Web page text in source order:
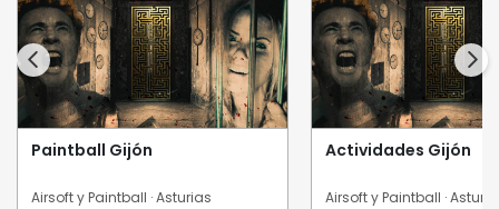
Paintball Gijón
Airsoft y Paintball · Asturias
Actividades Gijón
Airsoft y Paintball ·